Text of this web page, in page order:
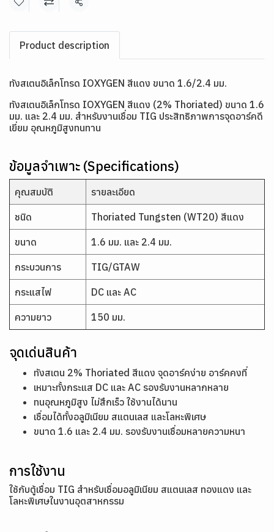
แชร์
Product description
ทังสเตนอิเล็กโทรด IOXYGEN สีแดง ขนาด 1.6/2.4 มม.
ทังสเตนอิเล็กโทรด IOXYGEN สีแดง (2% Thoriated) ขนาด 1.6
มม. และ 2.4 มม. สำหรับงานเชื่อม TIG ประสิทธิภาพการจุดอาร์คดี
เยี่ยม อุณหภูมิสูงทนทาน
ข้อมูลจำเพาะ (Specifications)
คุณสมบัติ รายละเอียด
ชนิด Thoriated Tungsten (WT20) สีแดง
ขนาด 1.6 มม. และ 2.4 มม.
กระบวนการ TIG/GTAW
กระแสไฟ DC และ AC
ความยาว 150 มม.
จุดเด่นสินค้า
ทังสเตน 2% Thoriated สีแดง จุดอาร์คง่าย อาร์คคงที่
เหมาะทั้งกระแส DC และ AC รองรับงานหลากหลาย
ทนอุณหภูมิสูง ไม่สึกเร็ว ใช้งานได้นาน
เชื่อมได้ทั้งอลูมิเนียม สแตนเลส และโลหะพิเศษ
ขนาด 1.6 และ 2.4 มม. รองรับงานเชื่อมหลายความหนา
การใช้งาน
ใช้กับตู้เชื่อม TIG สำหรับเชื่อมอลูมิเนียม สแตนเลส ทองแดง และ
โลหะพิเศษในงานอุตสาหกรรม